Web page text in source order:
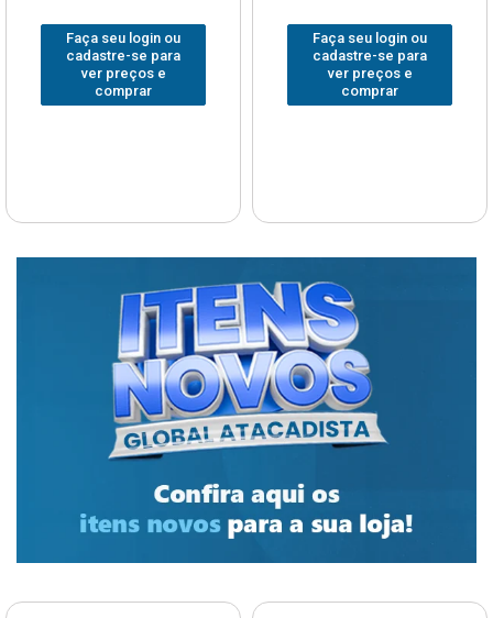
Faça seu login ou
cadastre-se para
ver preços e
comprar
Faça seu login ou
cadastre-se para
ver preços e
comprar